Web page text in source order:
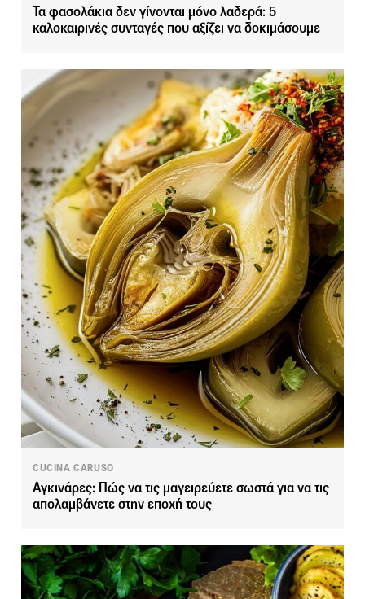
Τα φασολάκια δεν γίνονται μόνο λαδερά: 5
καλοκαιρινές συνταγές που αξίζει να δοκιμάσουμε
CUCINA CARUSO
Αγκινάρες: Πώς να τις μαγειρεύετε σωστά για να τις
απολαμβάνετε στην εποχή τους